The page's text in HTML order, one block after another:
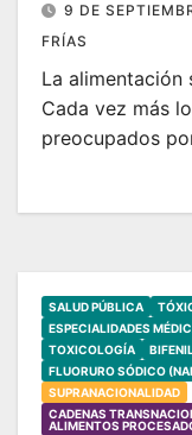
9 DE
FRÍAS
La alimentación
Cada vez más
preocupados
SALUD PÚBLICA
ESPECIALIDADES
TOXICOLOGÍA
FLUORURO SÓDICO
SUPRANACIONALIDAD
CADENAS
ALIMENTOS